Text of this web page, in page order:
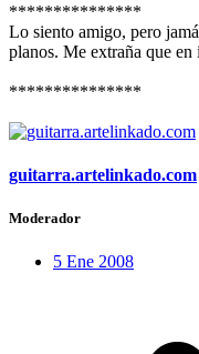
***************
Lo siento amigo, pero
planos. Me extraña que en
***************
guitarra.artelinkado.com
Moderador
5 Ene 2008